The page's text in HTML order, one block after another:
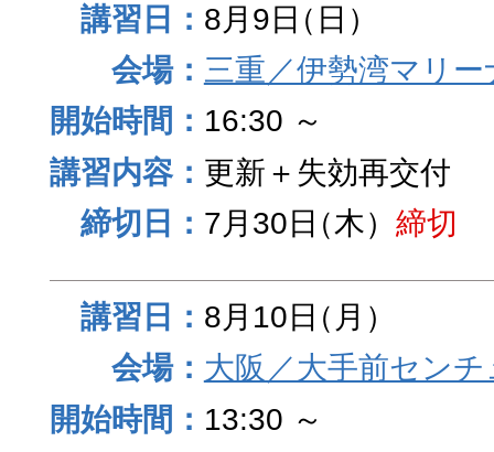
8月9日（日）
三重／伊勢湾マリー
16:30 ～
更新＋失効再交付
7月30日（木） 締切
8月10日（月）
大阪／大手前セン
13:30 ～